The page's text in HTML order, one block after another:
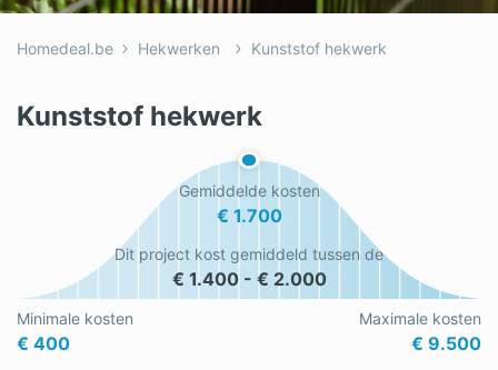
Hovenier
Isolatie
Loodgieter
Rolluiken
Schilder
Schrijnwerker
Homedeal.be Hekwerken Kunststof hekwerk
Kunststof hekwerk
Minimale kosten
€ 400
Gemiddelde kosten
€ 1.700
Maximale kosten
€ 9.500
Dit project kost gemiddeld tussen de
€ 1.400 - € 2.000